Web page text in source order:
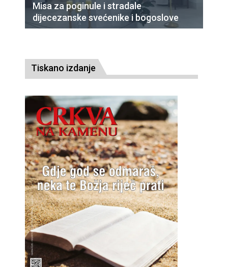
Misa za poginule i stradale
dijecezanske svećenike i bogoslove
Tiskano izdanje